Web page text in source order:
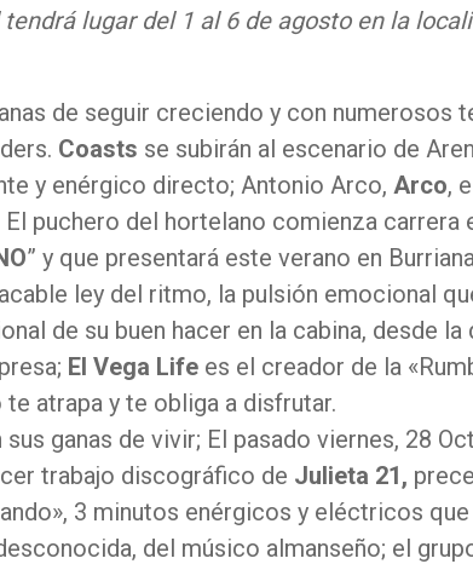
lugar del 1 al 6 de agosto en la
de seguir creciendo y con numerosos
Coasts se subirán al escenario de
y enérgico directo; Antonio Arco, Arco,
puchero del hortelano comienza carrera
” y que presentará este verano en
ley del ritmo, la pulsión emocional
de su buen hacer en la cabina, desde la
El Vega Life es el creador de la
atrapa y te obliga a disfrutar.
ganas de vivir; El pasado viernes, 28
trabajo discográfico de Julieta 21,
3 minutos enérgicos y eléctricos que
del músico almanseño; el